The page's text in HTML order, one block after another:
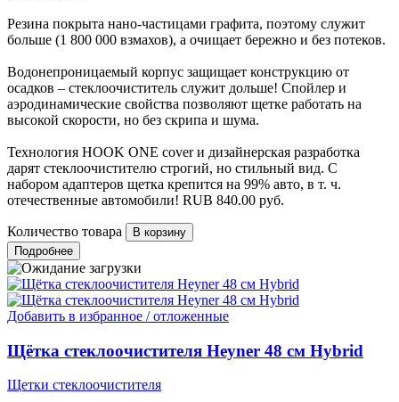
Резина покрыта нано-частицами графита, поэтому служит
больше (1 800 000 взмахов), а очищает бережно и без потеков.
Водонепроницаемый корпус защищает конструкцию от
осадков – стеклоочиститель служит дольше! Спойлер и
аэродинамические свойства позволяют щетке работать на
высокой скорости, но без скрипа и шума.
Технология HOOK ONE cover и дизайнерская разработка
дарят стеклоочистителю строгий, но стильный вид. С
набором адаптеров щетка крепится на 99% авто, в т. ч.
отечественные автомобили! RUB 840.00 руб.
Количество товара
Подробнее
Добавить в избранное / отложенные
Щётка стеклоочистителя Heyner 48 см Hybrid
Щетки стеклоочистителя